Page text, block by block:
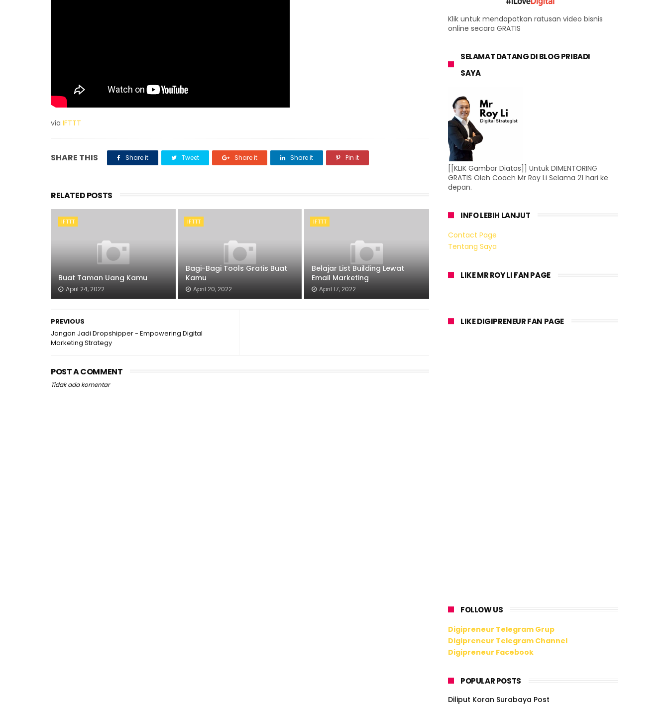
via IFTTT
SHARE THIS Share it Tweet Share it Share it Pin it
RELATED POSTS
IFTTT
Buat Taman Uang Kamu
April 24, 2022
IFTTT
Bagi-Bagi Tools Gratis Buat
Kamu
April 20, 2022
IFTTT
Belajar List Building Lewat
Email Marketing
April 17, 2022
PREVIOUS
Jangan Jadi Dropshipper - Empowering Digital
Marketing Strategy
POST A COMMENT
Tidak ada komentar
Klik untuk mendapatkan ratusan video bisnis
online secara GRATIS
SELAMAT DATANG DI BLOG PRIBADI
SAYA
[[KLIK Gambar Diatas]] Untuk DIMENTORING
GRATIS Oleh Coach Mr Roy Li Selama 21 hari ke
depan.
INFO LEBIH LANJUT
Contact Page
Tentang Saya
LIKE MR ROY LI FAN PAGE
LIKE DIGIPRENEUR FAN PAGE
FOLLOW US
Digipreneur Telegram Grup
Digipreneur Telegram Channel
Digipreneur Facebook
POPULAR POSTS
Diliput Koran Surabaya Post